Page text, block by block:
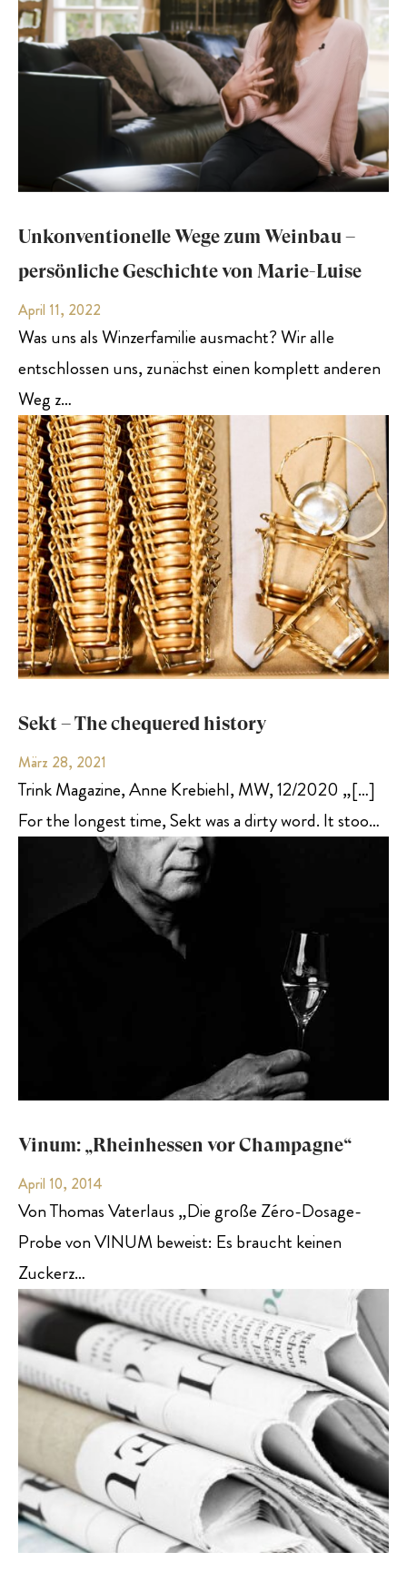
Unkonventionelle Wege zum Weinbau –
persönliche Geschichte von Marie-Luise
April 11, 2022
Was uns als Winzerfamilie ausmacht? Wir alle
entschlossen uns, zunächst einen komplett anderen
Weg z…
Sekt – The chequered history
März 28, 2021
Trink Magazine, Anne Krebiehl, MW, 12/2020 „[…]
For the longest time, Sekt was a dirty word. It stoo…
Vinum: „Rheinhessen vor Champagne“
April 10, 2014
Von Thomas Vaterlaus „Die große Zéro-Dosage-
Probe von VINUM beweist: Es braucht keinen
Zuckerz…